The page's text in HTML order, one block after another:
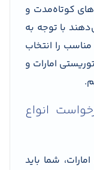
کوتاه‌مدت و
با توجه به
را انتخاب
امارات و
انواع
شما باید